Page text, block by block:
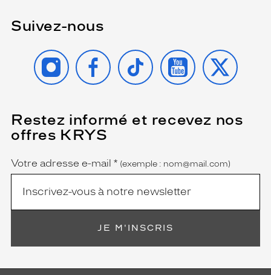
Suivez-nous
INSTAGRAMFACEBOOK
TIKTOK YOUTUBE
X
Restez informé et recevez nos
offres KRYS
Name
Votre adresse e-mail *
(Ce
champ
est
obligatoire)
(exemple : nom@mail.com)
JE M'INSCRIS